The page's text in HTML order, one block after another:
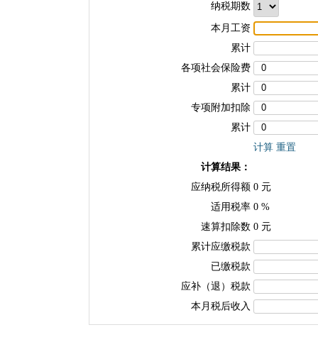
纳税期数
本月工资
累计
各项社会保险费
累计
专项附加扣除
累计
计算 重置
计算结果：
应纳税所得额 0 元
适用税率 0 %
速算扣除数 0 元
累计应缴税款
已缴税款
应补（退）税款
本月税后收入